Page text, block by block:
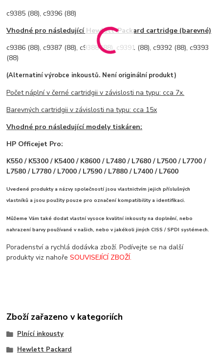
c9385 (88), c9396 (88)
Vhodné pro následující Hewlett-Packard cartridge (barevné)
c9386 (88), c9387 (88), c9388 (88), c9391 (88), c9392 (88), c9393
(88)
(Alternatiní výrobce inkoustů. Není originální produkt)
Počet náplní v černé cartridgii v závislosti na typu: cca 7x.
Barevných cartridgii v závislosti na typu: cca 15x
Vhodné pro následující modely tiskáren:
HP Officejet Pro:
K550 / K5300 / K5400 / K8600 / L7480 / L7680 / L7500 / L7700 /
L7580 / L7780 / L7000 / L7590 / L7880 / L7400 / L7600
Uvedené produkty a názvy společností jsou vlastnictvím jejich příslušných
vlastníků a jsou použity pouze pro označení kompatibility a identifikaci.
Můžeme Vám také dodat vlastní vysoce kvalitní inkousty na doplnění, nebo
nahrazení barvy používané v našich, nebo v jakékoli jiných CISS / SPDI systémech.
Poradenství a rychlá dodávka zboží. Podívejte se na další
produkty viz nahořeSOUVISEJÍCÍ ZBOŽÍ.
Zboží zařazeno v kategoriích
Plnící inkousty
Hewlett Packard